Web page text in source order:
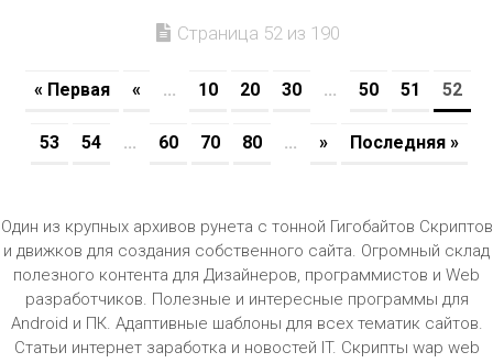
Страница 52 из 190
« Первая « ... 10 20 30 ... 50 51 52
53 54 ... 60 70 80 ... » Последняя »
Один из крупных архивов рунета с тонной Гигобайтов Скриптов
и движков для создания собственного сайта. Огромный склад
полезного контента для Дизайнеров, программистов и Web
разработчиков. Полезные и интересные программы для
Android и ПК. Адаптивные шаблоны для всех тематик сайтов.
Статьи интернет заработка и новостей IT. Скрипты wap web